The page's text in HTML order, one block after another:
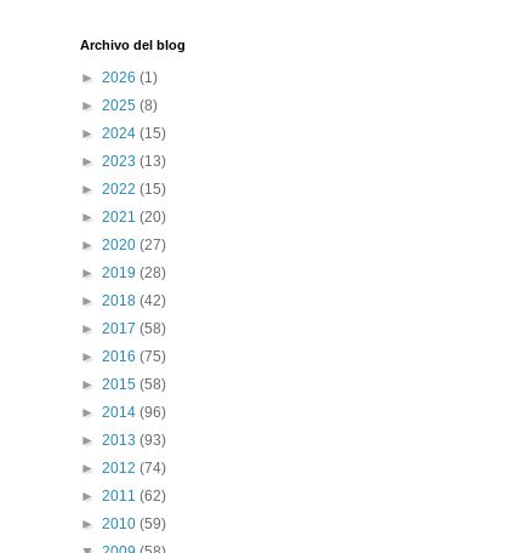
Archivo del blog
► 2026 (1)
► 2025 (8)
► 2024 (15)
► 2023 (13)
► 2022 (15)
► 2021 (20)
► 2020 (27)
► 2019 (28)
► 2018 (42)
► 2017 (58)
► 2016 (75)
► 2015 (58)
► 2014 (96)
► 2013 (93)
► 2012 (74)
► 2011 (62)
► 2010 (59)